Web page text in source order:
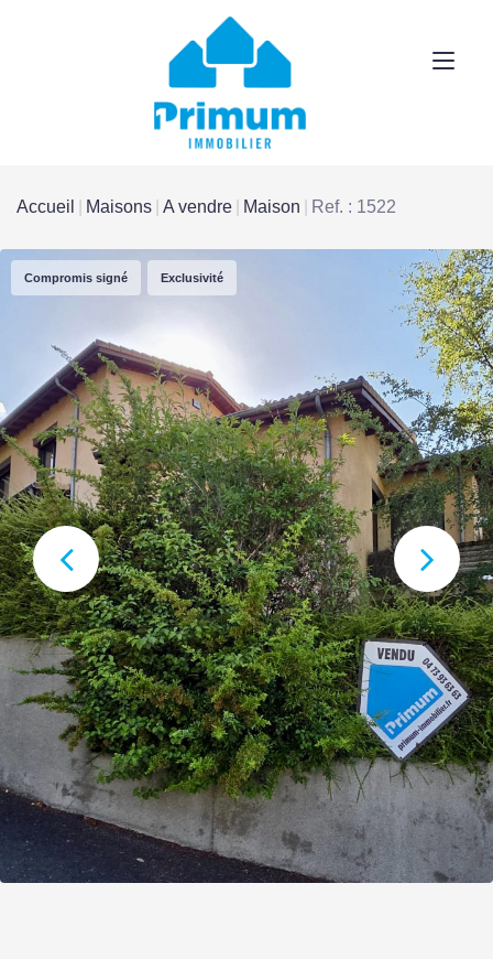
Accueil Maisons A vendre Maison Ref. : 1522
Compromis signé Exclusivité